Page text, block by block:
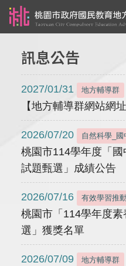
訊息公告
2027/01/31 地方輔導群
【地方輔導群網站網址
2026/07/20 自然科學_國
桃園市114學年度「
試題甄選」成績公告
2026/07/16 有效學習推動
桃園市「114學年度
選」獲獎名單
2026/07/09 地方輔導群